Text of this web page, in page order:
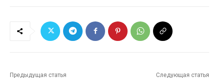
Предыдущая статья Следующая статья